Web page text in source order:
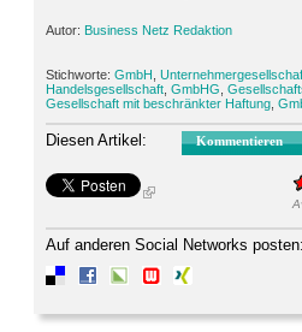
Autor: Business Netz Redaktion
Stichworte: GmbH
Handelsgesellschaft GmbHG
Gesellschaft mit beschränkter Haftung
Diesen Artikel: Kommentieren
Auf anderen Social Networks